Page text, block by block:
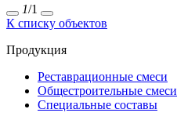
1/1
К списку объектов
Продукция
Реставрационные смеси
Общестроительные смеси
Специальные составы